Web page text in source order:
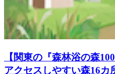
【関東の『森林浴の森
アクセスしやすい森16カ